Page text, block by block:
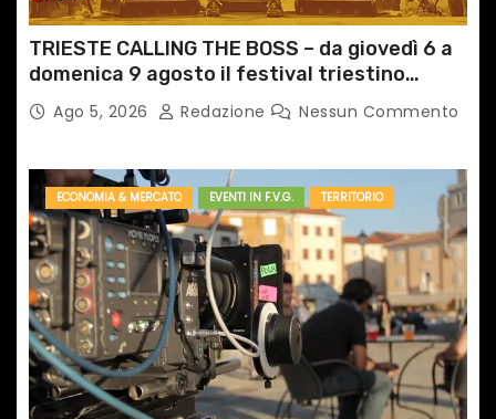
TRIESTE CALLING THE BOSS – da giovedì 6 a
domenica 9 agosto il festival triestino
dedicato a Springsteen
Ago 5, 2026 Redazione Nessun Commento
ECONOMIA & MERCATO EVENTI IN F.V.G. TERRITORIO